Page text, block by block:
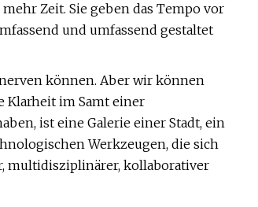
Zeit. Sie geben das Tempo vor
und umfassend gestaltet
können. Aber wir können
Klarheit im Samt einer
ist eine Galerie einer Stadt, ein
Werkzeugen, die sich
multidisziplinärer, kollaborativer